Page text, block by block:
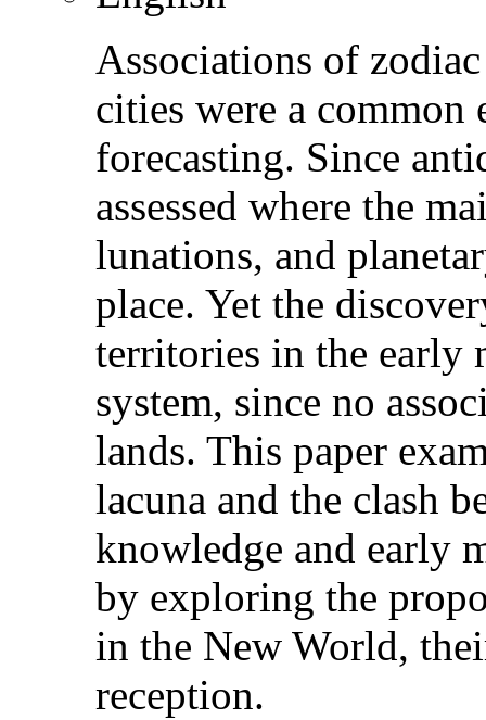
Associations of
cities were a
forecasting. Since
assessed where the
lunations, and
place. Yet the
territories in the early
system, since no
lands. This paper
lacuna and the clash
knowledge and early
by exploring the
in the New World,
reception.